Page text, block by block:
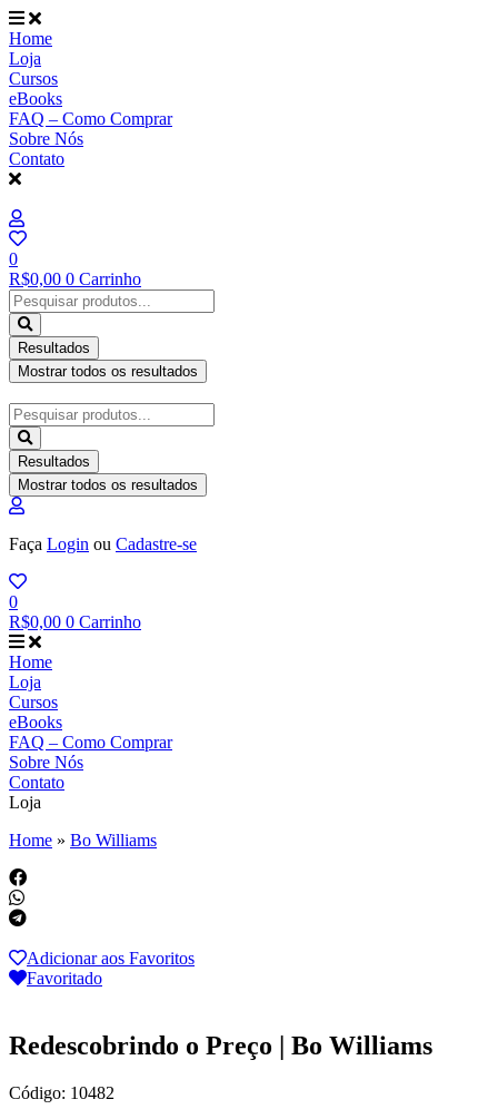
Ir
para
o
conteúdo
Home
Loja
Cursos
eBooks
FAQ – Como Comprar
Sobre Nós
Contato
0
R$0,00 0 Carrinho
Pesquisar
...
Resultados
Mostrar todos os resultados
Pesquisar
...
Resultados
Mostrar todos os resultados
Faça Login ou Cadastre-se
0
R$0,00 0 Carrinho
Home
Loja
Cursos
eBooks
FAQ – Como Comprar
Sobre Nós
Contato
Loja
Home » Bo Williams
Adicionar aos Favoritos
Favoritado
Redescobrindo o Preço | Bo Williams
Código: 10482